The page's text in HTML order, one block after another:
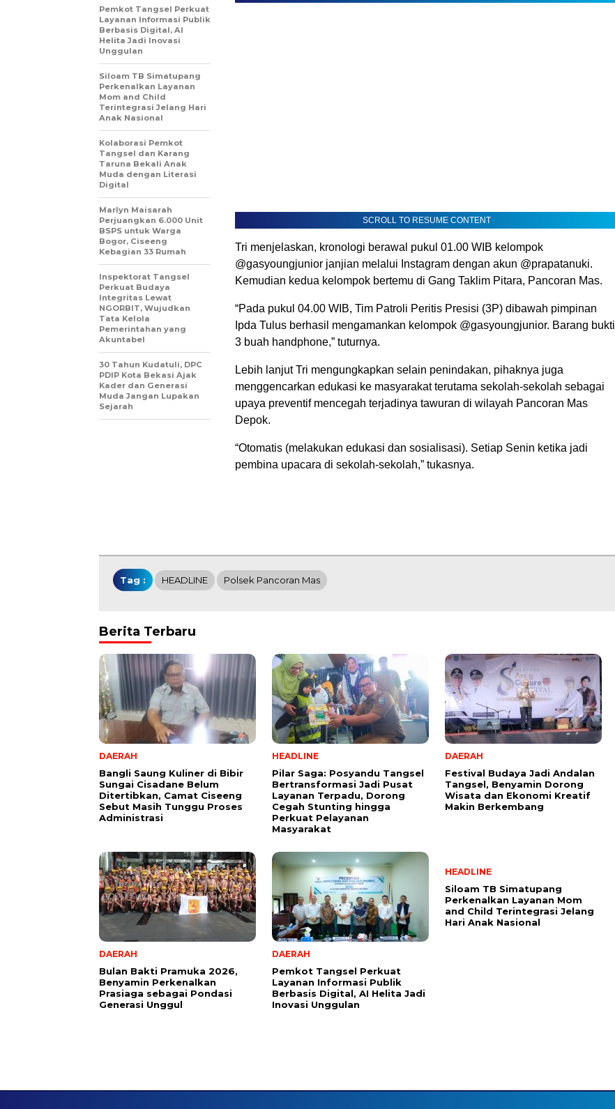
SCROLL TO RESUME CONTENT
Tri menjelaskan, kronologi berawal pukul 01.00 WIB kelompok
@gasyoungjunior janjian melalui Instagram dengan akun @prapatanuki.
Kemudian kedua kelompok bertemu di Gang Taklim Pitara, Pancoran Mas.
“Pada pukul 04.00 WIB, Tim Patroli Peritis Presisi (3P) dibawah pimpinan
Ipda Tulus berhasil mengamankan kelompok @gasyoungjunior. Barang bukti
3 buah handphone,” tuturnya.
Lebih lanjut Tri mengungkapkan selain penindakan, pihaknya juga
menggencarkan edukasi ke masyarakat terutama sekolah-sekolah sebagai
upaya preventif mencegah terjadinya tawuran di wilayah Pancoran Mas
Depok.
“Otomatis (melakukan edukasi dan sosialisasi). Setiap Senin ketika jadi
pembina upacara di sekolah-sekolah,” tukasnya.
Pemkot Tangsel Perkuat
Layanan Informasi Publik
Berbasis Digital, AI
Helita Jadi Inovasi
Unggulan
Siloam TB Simatupang
Perkenalkan Layanan
Mom and Child
Terintegrasi Jelang Hari
Anak Nasional
Kolaborasi Pemkot
Tangsel dan Karang
Taruna Bekali Anak
Muda dengan Literasi
Digital
Marlyn Maisarah
Perjuangkan 6.000 Unit
BSPS untuk Warga
Bogor, Ciseeng
Kebagian 33 Rumah
Inspektorat Tangsel
Perkuat Budaya
Integritas Lewat
NGORBIT, Wujudkan
Tata Kelola
Pemerintahan yang
Akuntabel
30 Tahun Kudatuli, DPC
PDIP Kota Bekasi Ajak
Kader dan Generasi
Muda Jangan Lupakan
Sejarah
Tag : HEADLINE Polsek Pancoran Mas
Berita Terbaru
DAERAH
Bangli Saung Kuliner di Bibir
Sungai Cisadane Belum
Ditertibkan, Camat Ciseeng
Sebut Masih Tunggu Proses
Administrasi
HEADLINE
Pilar Saga: Posyandu Tangsel
Bertransformasi Jadi Pusat
Layanan Terpadu, Dorong
Cegah Stunting hingga
Perkuat Pelayanan
Masyarakat
DAERAH
Festival Budaya Jadi Andalan
Tangsel, Benyamin Dorong
Wisata dan Ekonomi Kreatif
Makin Berkembang
DAERAH
Bulan Bakti Pramuka 2026,
Benyamin Perkenalkan
Prasiaga sebagai Pondasi
Generasi Unggul
DAERAH
Pemkot Tangsel Perkuat
Layanan Informasi Publik
Berbasis Digital, AI Helita Jadi
Inovasi Unggulan
HEADLINE
Siloam TB Simatupang
Perkenalkan Layanan Mom
and Child Terintegrasi Jelang
Hari Anak Nasional